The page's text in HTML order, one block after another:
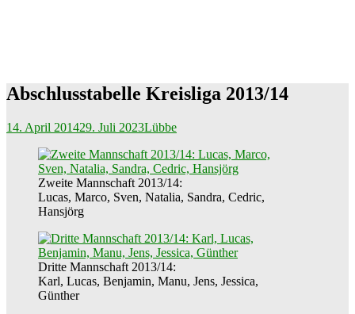
Abschlusstabelle Kreisliga 2013/14
14. April 201429. Juli 2023Lübbe
Zweite Mannschaft 2013/14:
Lucas, Marco, Sven, Natalia, Sandra, Cedric,
Hansjörg
Dritte Mannschaft 2013/14:
Karl, Lucas, Benjamin, Manu, Jens, Jessica,
Günther